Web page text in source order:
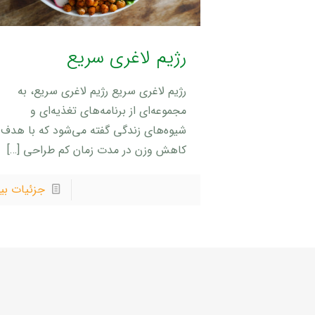
رژیم لاغری سریع
رژیم لاغری سریع رژیم لاغری سریع، به
مجموعه‌ای از برنامه‌های تغذیه‌ای و
شیوه‌های زندگی گفته می‌شود که با هدف
کاهش وزن در مدت زمان کم طراحی […]
جزئیات